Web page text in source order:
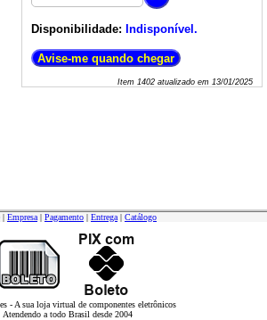
Disponibilidade: Indisponível.
Item 1402atualizado em 13/01/2025
| Empresa | Pagamento | Entrega | Catálogo
- A sua loja virtual de componentes eletrônicos
Atendendo a todo Brasil desde 2004